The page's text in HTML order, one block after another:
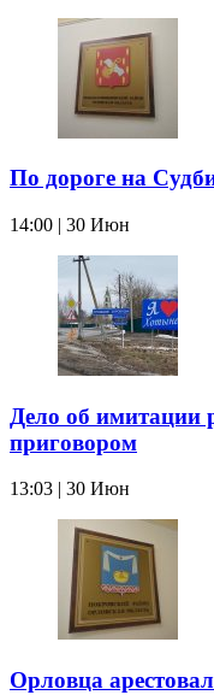
По дороге на
14:00 | 30 Июн
Дело об имитации
приговором
13:03 | 30 Июн
Орловца